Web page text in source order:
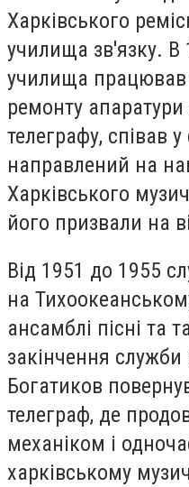
Харківського
училища зв'язку. В
училища
ремонту апаратури
телеграфу, співав
направлений на
Харківського
його призвали на
Від 1951 до 1955
на
ансамблі пісні та
закінчення служби
Богатиков
телеграф, де
механіком і
харківському